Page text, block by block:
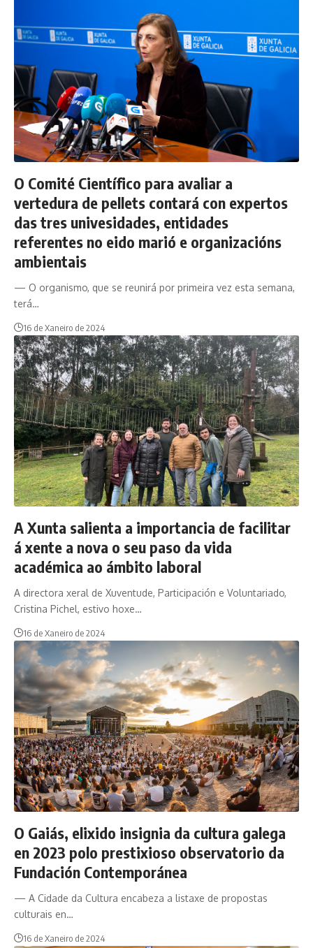
O Comité Científico para avaliar a
vertedura de pellets contará con expertos
das tres univesidades, entidades
referentes no eido marió e organizacións
ambientais
— O organismo, que se reunirá por primeira vez esta semana,
terá…
16 de Xaneiro de 2024
A Xunta salienta a importancia de facilitar
á xente a nova o seu paso da vida
académica ao ámbito laboral
A directora xeral de Xuventude, Participación e Voluntariado,
Cristina Pichel, estivo hoxe…
16 de Xaneiro de 2024
O Gaiás, elixido insignia da cultura galega
en 2023 polo prestixioso observatorio da
Fundación Contemporánea
— A Cidade da Cultura encabeza a listaxe de propostas
culturais en…
16 de Xaneiro de 2024